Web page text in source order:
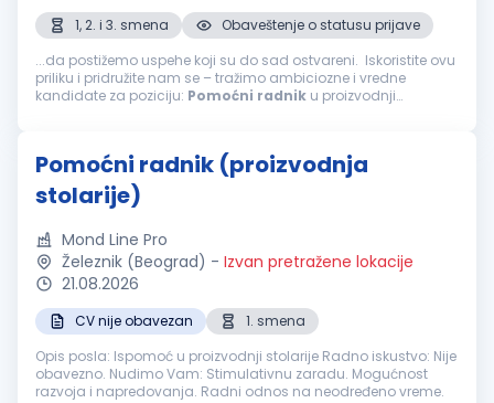
1, 2. i 3. smena
Obaveštenje o statusu prijave
...da postižemo uspehe koji su do sad ostvareni. Iskoristite ovu
priliku i pridružite nam se – tražimo ambiciozne i vredne
kandidate za poziciju: Pomoćni radnik u proizvodnji
Pomoćni radnik (proizvodnja
stolarije)
Mond Line Pro
Železnik (Beograd) - Izvan pretražene lokacije
21.08.2026
CV nije obavezan
1. smena
Opis posla: Ispomoć u proizvodnji stolarije Radno iskustvo: Nije
obavezno. Nudimo Vam: Stimulativnu zaradu. Mogućnost
razvoja i napredovanja. Radni odnos na neodređeno vreme.